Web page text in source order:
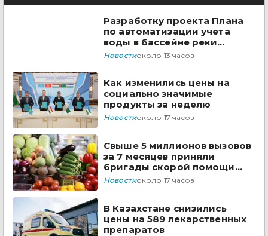
Разработку проекта Плана
по автоматизации учета
воды в бассейне реки
Сырдарья одобрили
Новостиоколо 13 часов
Как изменились цены на
социально значимые
продукты за неделю
Новостиоколо 17 часов
Свыше 5 миллионов вызовов
за 7 месяцев приняли
бригады скорой помощи
Казахстана
Новостиоколо 17 часов
В Казахстане снизились
цены на 589 лекарственных
препаратов